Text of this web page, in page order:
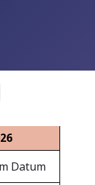
Datum